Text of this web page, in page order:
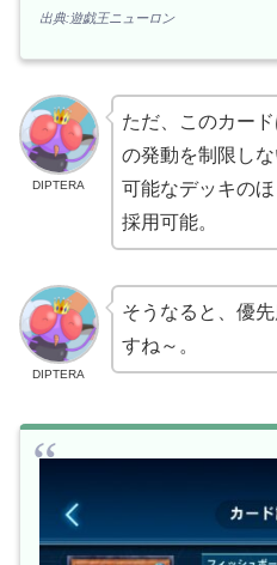
出典:遊戯王ニューロン
DIPTERA
ただ、このカー
の発動を制限し
可能なデッキの
採用可能。
DIPTERA
そうなると、優
すね～。